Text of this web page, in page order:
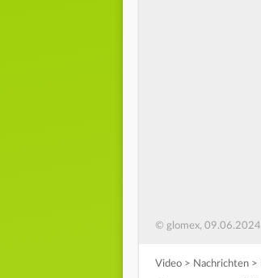
© glomex, 09.06.2024
Video > Nachrichten >